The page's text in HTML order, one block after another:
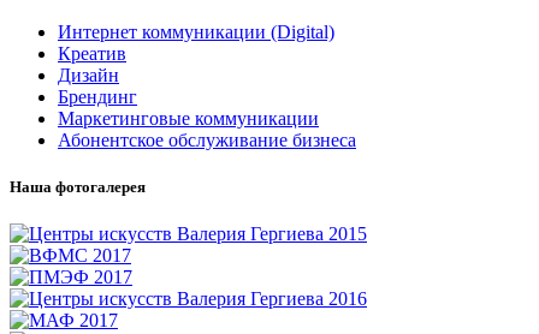
Интернет коммуникации (Digital)
Креатив
Дизайн
Брендинг
Маркетинговые коммуникации
Абонентское обслуживание бизнеса
Наша фотогалерея